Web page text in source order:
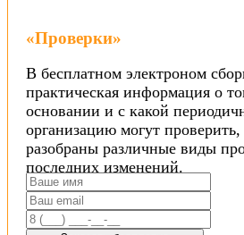
«Проверки»
В бесплатном электроном
практическая информация о
основании и с какой
организацию могут
разобраны различные виды
последних изменений.